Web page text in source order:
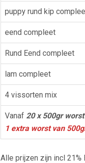
puppy rund kip
eend compleet
Rund Eend compleet
lam compleet
4 vissorten mix
Vanaf 20 x 500gr
1 extra worst van
Alle prijzen zijn incl 21%